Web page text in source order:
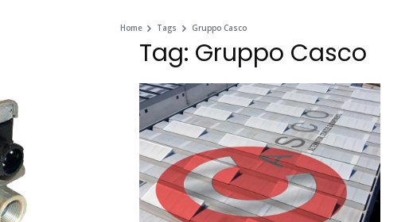
Home Tags Gruppo Casco
Tag: Gruppo Casco